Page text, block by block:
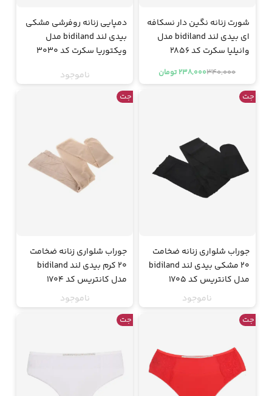
شورت زنانه نگین دار نسکافه
ای بیدی لند bidiland مدل
وانیلیا سکرت کد 2856
340,000238,000 تومان
دمپایی زنانه روفرشی مشکی
بیدی لند bidiland مدل
ویکتوریا سکرت کد 3030
ناموجود
جت
جوراب شلواری زنانه ضخامت
20 مشکی بیدی لند bidiland
مدل کانتریس کد 1705
ناموجود
جت
جوراب شلواری زنانه ضخامت
20 کرم بیدی لند bidiland
مدل کانتریس کد 1704
ناموجود
جت جت